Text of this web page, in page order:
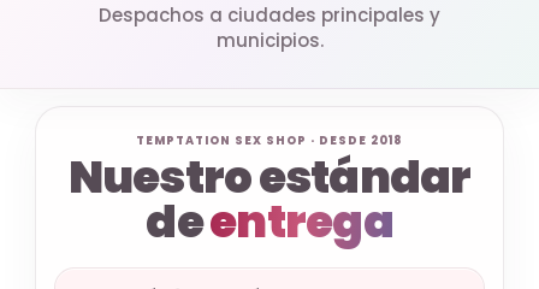
Despachos a ciudades principales y
municipios.
TEMPTATION SEX SHOP · DESDE 2018
Nuestro estándar
deentrega